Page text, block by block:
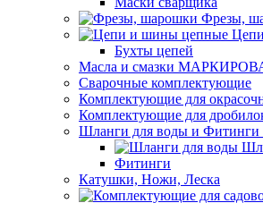
Фрезы,
Бухты цепей
Масла и смазки
Сварочные комплектующие
Комплектующие для
Комплектующие для
Шланги для воды и Фитинги
Фитинги
Катушки, Ножи, Леска